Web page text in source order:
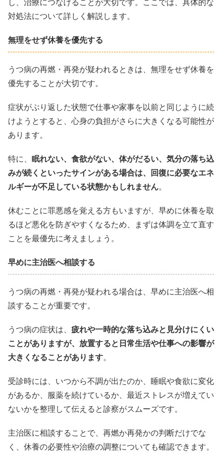
対処法について詳しく解説します。
無理をせず休養を優先する
うつ病の再燃・再発が疑われるときは、無理をせず休養を
優先することが大切です。
症状がぶり返した状態で仕事や家事を以前と同じように続
けようとすると、心身の負担がさらに大きくなる可能性が
あります。
特に、 眠れない、食欲がない、体がだるい、気分の落ち込
みが続くといったサインがある場合は、回復に必要なエネ
ルギーが不足している状態かもしれません。
休むことに罪悪感を覚える方もいますが、早めに休養を取
るほど悪化を防ぎやすくなるため、まずは体調を立て直す
ことを最優先に考えましょう。
早めに主治医へ相談する
うつ病の再燃・再発が疑われる場合は、早めに主治医へ相
談することが重要です。
うつ病の症状は、 疲れや一時的な落ち込みと見分けにくい
ことがありますが、放置すると日常生活や仕事への影響が
大きくなることがあります。
受診時には、いつから不調が出たのか、睡眠や食欲に変化
があるか、服薬を続けているか、最近ストレスが増えてい
ないかを整理して伝えると診察がスムーズです。
主治医に相談することで、再燃か再発かの判断だけでな
く、休養の必要性や治療の調整についても確認できます。